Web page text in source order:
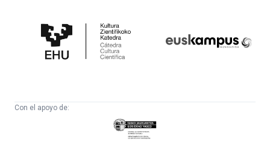
Cultura
Científica
Con el apoyo de:
Eusko
Jaurlaritza